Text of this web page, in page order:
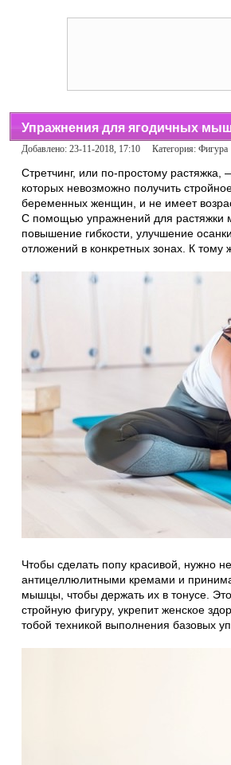
Упражнения для ягодичных
Добавлено: 23-11-2018, 17:10 Категория: Фигура
Стретчинг, или по-простому
которых невозможно получить
беременных женщин, и не имеет
С помощью упражнений для растяжки
повышение гибкости, улучшение
отложений в конкретных зонах. К
Чтобы сделать попу красивой, нужно
антицеллюлитными кремами и
мышцы, чтобы держать их в тонусе.
стройную фигуру, укрепит женское
тобой техникой выполнения базовых